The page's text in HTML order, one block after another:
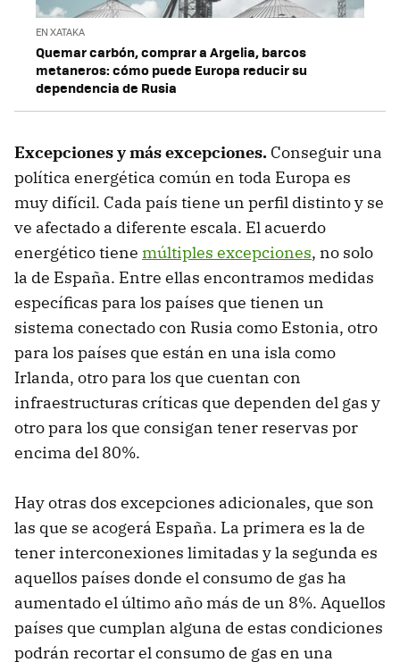
EN XATAKA
Quemar carbón, comprar a Argelia, barcos
metaneros: cómo puede Europa reducir su
dependencia de Rusia
Excepciones y más excepciones. Conseguir una
política energética común en toda Europa es
muy difícil. Cada país tiene un perfil distinto y se
ve afectado a diferente escala. El acuerdo
energético tiene múltiples excepciones, no solo
la de España. Entre ellas encontramos medidas
específicas para los países que tienen un
sistema conectado con Rusia como Estonia, otro
para los países que están en una isla como
Irlanda, otro para los que cuentan con
infraestructuras críticas que dependen del gas y
otro para los que consigan tener reservas por
encima del 80%.
Hay otras dos excepciones adicionales, que son
las que se acogerá España. La primera es la de
tener interconexiones limitadas y la segunda es
aquellos países donde el consumo de gas ha
aumentado el último año más de un 8%. Aquellos
países que cumplan alguna de estas condiciones
podrán recortar el consumo de gas en una